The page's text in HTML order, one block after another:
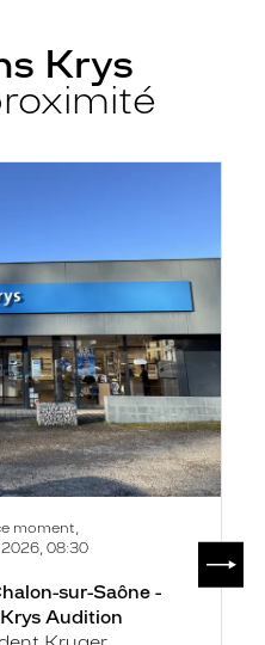
Krys
moment,
08:30
sur-Saône -
Audition